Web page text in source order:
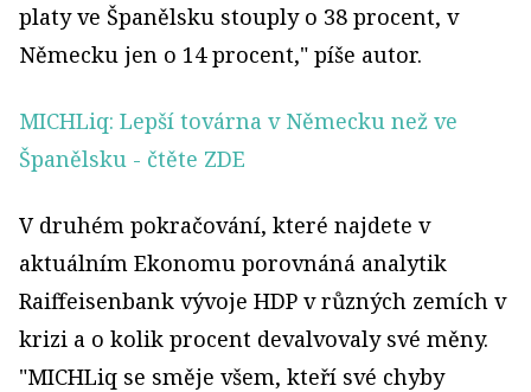
platy ve Španělsku stouply o 38 procent, v
Německu jen o 14 procent," píše autor.
MICHLiq: Lepší továrna v Německu než ve
Španělsku - čtěte ZDE
V druhém pokračování, které najdete v
aktuálním Ekonomu porovnáná analytik
Raiffeisenbank vývoje HDP v různých zemích v
krizi a o kolik procent devalvovaly své měny.
"MICHLiq se směje všem, kteří své chyby